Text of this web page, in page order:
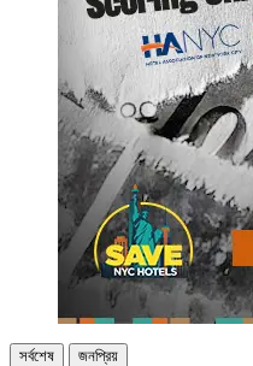
সর্বশেষ জনপ্রিয়